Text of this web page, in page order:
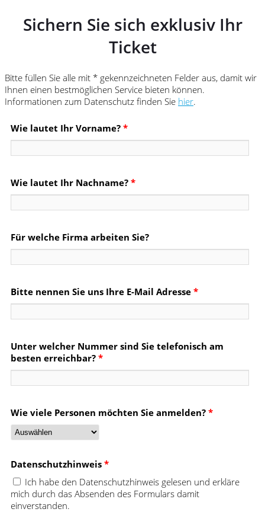
Sichern Sie sich exklusiv Ihr
Ticket
Bitte füllen Sie alle mit * gekennzeichneten Felder aus, damit wir
Ihnen einen bestmöglichen Service bieten können.
Informationen zum Datenschutz finden Sie hier.
Wie lautet Ihr Vorname? *
Wie lautet Ihr Nachname? *
Für welche Firma arbeiten Sie?
Bitte nennen Sie uns Ihre E-Mail Adresse *
Unter welcher Nummer sind Sie telefonisch am
besten erreichbar? *
Wie viele Personen möchten Sie anmelden? *
Datenschutzhinweis *
Ich habe den Datenschutzhinweis gelesen und erkläre
mich durch das Absenden des Formulars damit
einverstanden.